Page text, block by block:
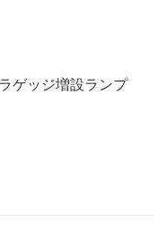
ッジ増設ランプ